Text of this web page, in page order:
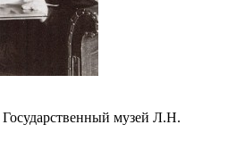
Государственный музей Л.Н.